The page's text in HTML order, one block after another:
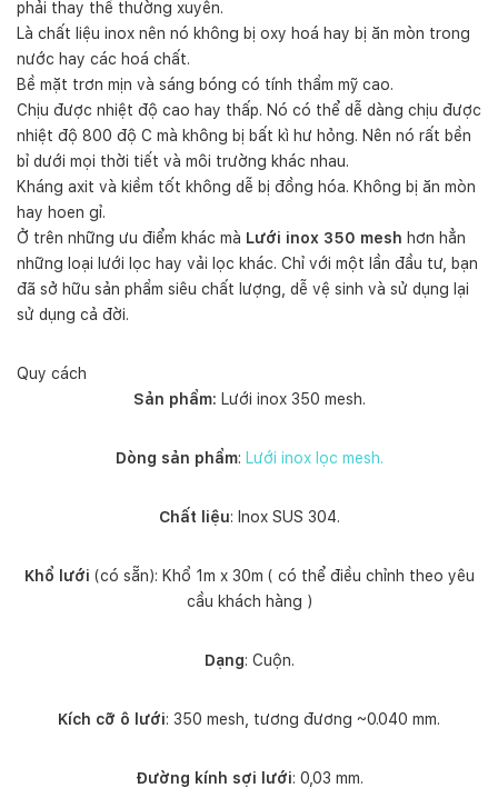
phải thay thế thường xuyên.
Là chất liệu inox nên nó không bị oxy hoá hay bị ăn mòn trong
nước hay các hoá chất.
Bề mặt trơn mịn và sáng bóng có tính thẩm mỹ cao.
Chịu được nhiệt độ cao hay thấp. Nó có thể dễ dàng chịu được
nhiệt độ 800 độ C mà không bị bất kì hư hỏng. Nên nó rất bền
bỉ dưới mọi thời tiết và môi trường khác nhau.
Kháng axit và kiềm tốt không dễ bị đồng hóa. Không bị ăn mòn
hay hoen gỉ.
Ở trên những ưu điểm khác mà Lưới inox 350 mesh hơn hẳn
những loại lưới lọc hay vải lọc khác. Chỉ với một lần đầu tư, bạn
đã sở hữu sản phẩm siêu chất lượng, dễ vệ sinh và sử dụng lại
sử dụng cả đời.
Quy cách
Sản phẩm: Lưới inox 350 mesh.
Dòng sản phẩm: Lưới inox lọc mesh.
Chất liệu: Inox SUS 304.
Khổ lưới (có sẵn): Khổ 1m x 30m ( có thể điều chỉnh theo yêu
cầu khách hàng )
Dạng: Cuộn.
Kích cỡ ô lưới: 350 mesh, tương đương ~0.040 mm.
Đường kính sợi lưới: 0,03 mm.